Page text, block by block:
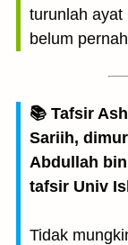
turunlah ayat
belum
📚 Tafsir
Sariih,
Abdullah
tafsir Univ
Tidak